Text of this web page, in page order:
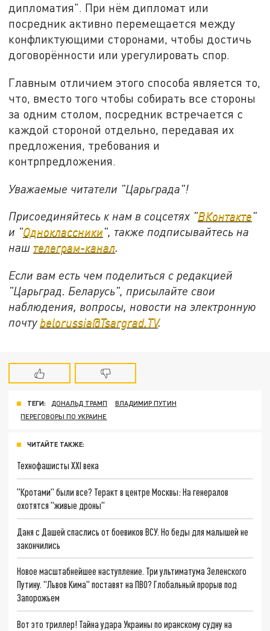
дипломатия". При нём дипломат или
посредник активно перемещается между
конфликтующими сторонами, чтобы достичь
договорённости или урегулировать спор.
Главным отличием этого способа является то,
что, вместо того чтобы собирать все стороны
за одним столом, посредник встречается с
каждой стороной отдельно, передавая их
предложения, требования и
контрпредложения.
Уважаемые читатели "Царьграда"!
Присоединяйтесь к нам в соцсетях "ВКонтакте"
и "Одноклассники", также подписывайтесь на
наш телеграм-канал.
Если вам есть чем поделиться с редакцией
"Царьград. Беларусь", присылайте свои
наблюдения, вопросы, новости на электронную
почту belorussia@Tsargrad.TV.
ТЕГИ: ДОНАЛЬД ТРАМП
ВЛАДИМИР ПУТИН
ПЕРЕГОВОРЫ ПО УКРАИНЕ
ЧИТАЙТЕ ТАКЖЕ:
Технофашисты XXI века
"Кротами" были все? Теракт в центре Москвы: На генералов
охотятся "живые дроны"
Даня с Дашей спаслись от боевиков ВСУ. Но беды для малышей не
закончились
Новое масштабнейшее наступление. Три ультиматума Зеленского
Путину. "Львов Кима" поставят на ПВО? Глобальный прорыв под
Запорожьем
Вот это триллер! Тайна удара Украины по иранскому судну на